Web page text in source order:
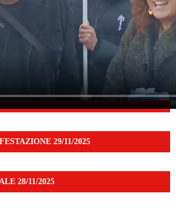
29/11/2025
28/11/2025